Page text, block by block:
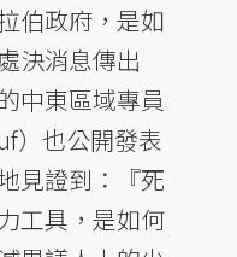
伯政府，是如
決消息傳出
中東區域專員
）也公開發表
見證到：『死
工具，是如何